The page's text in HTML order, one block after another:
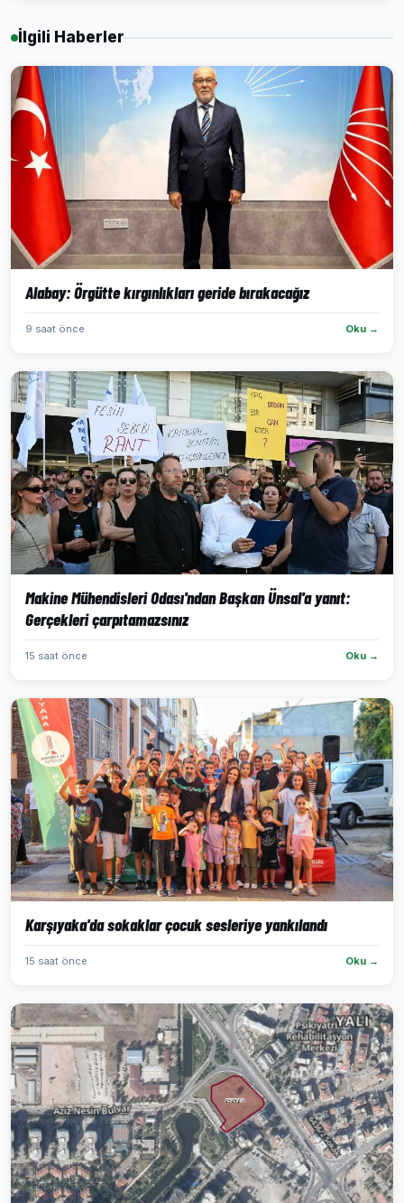
İlgili Haberler
Alabay: Örgütte kırgınlıkları geride bırakacağız
9 saat önce Oku →
Makine Mühendisleri Odası'ndan Başkan Ünsal'a yanıt:
Gerçekleri çarpıtamazsınız
15 saat önce Oku →
Karşıyaka'da sokaklar çocuk sesleriye yankılandı
15 saat önce Oku →